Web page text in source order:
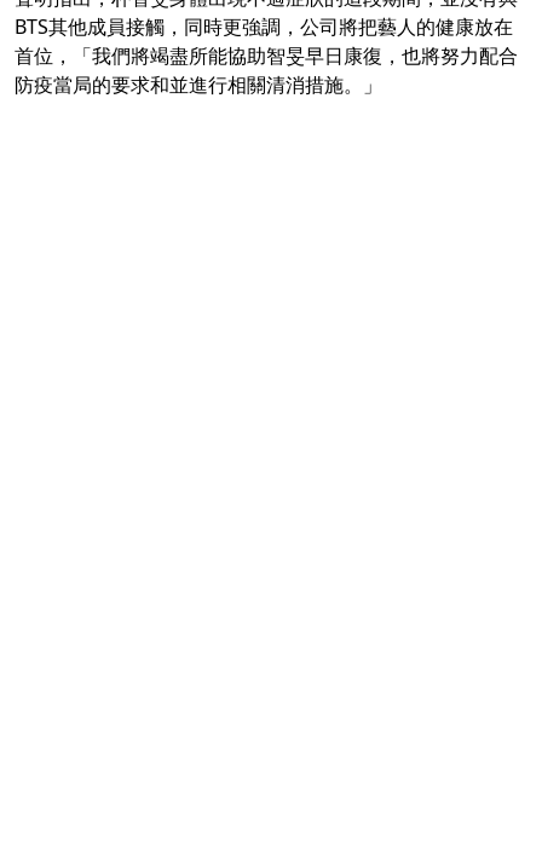
BTS其他成員接觸，同時更強調，公司將把藝人的健康放在
首位，「我們將竭盡所能協助智旻早日康復，也將努力配合
防疫當局的要求和並進行相關清消措施。」